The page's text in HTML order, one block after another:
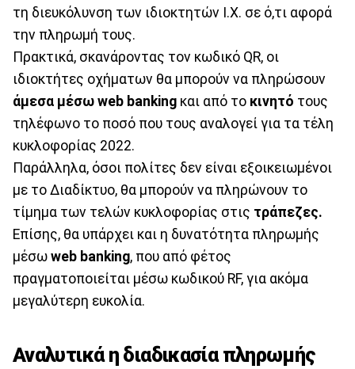
τη διευκόλυνση των ιδιοκτητών Ι.Χ. σε ό,τι αφορά
την πληρωμή τους.
Πρακτικά, σκανάροντας τον κωδικό QR, οι
ιδιοκτήτες οχήματων θα μπορούν να πληρώσουν
άμεσα μέσω web banking και από το κινητό τους
τηλέφωνο το ποσό που τους αναλογεί για τα τέλη
κυκλοφορίας 2022.
Παράλληλα, όσοι πολίτες δεν είναι εξοικειωμένοι
με το Διαδίκτυο, θα μπορούν να πληρώνουν το
τίμημα των τελών κυκλοφορίας στις τράπεζες.
Επίσης, θα υπάρχει και η δυνατότητα πληρωμής
μέσω web banking, που από φέτος
πραγματοποιείται μέσω κωδικού RF, για ακόμα
μεγαλύτερη ευκολία.
Αναλυτικά η διαδικασία πληρωμής